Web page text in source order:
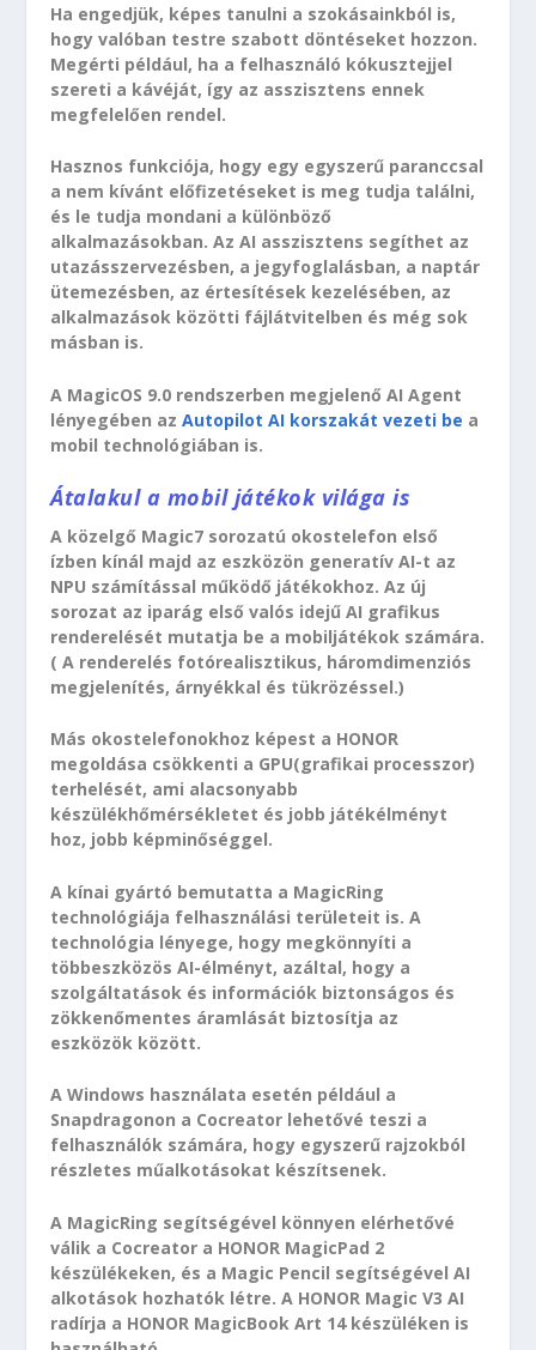
Ha engedjük, képes tanulni a szokásainkból is,
hogy valóban testre szabott döntéseket hozzon.
Megérti például, ha a felhasználó kókusztejjel
szereti a kávéját, így az asszisztens ennek
megfelelően rendel.
Hasznos funkciója, hogy egy egyszerű paranccsal
a nem kívánt előfizetéseket is meg tudja találni,
és le tudja mondani a különböző
alkalmazásokban. Az AI asszisztens segíthet az
utazásszervezésben, a jegyfoglalásban, a naptár
ütemezésben, az értesítések kezelésében, az
alkalmazások közötti fájlátvitelben és még sok
másban is.
A MagicOS 9.0 rendszerben megjelenő AI Agent
lényegében azAutopilot AI korszakát vezeti be a
mobil technológiában is.
Átalakul a mobil játékok világa is
A közelgő Magic7 sorozatú okostelefon első
ízben kínál majd az eszközön generatív AI-t az
NPU számítással működő játékokhoz. Az új
sorozat az iparág első valós idejű AI grafikus
renderelését mutatja be a mobiljátékok számára.
( A renderelés fotórealisztikus, háromdimenziós
megjelenítés, árnyékkal és tükrözéssel.)
Más okostelefonokhoz képest a HONOR
megoldása csökkenti a GPU(grafikai processzor)
terhelését, ami alacsonyabb
készülékhőmérsékletet és jobb játékélményt
hoz, jobb képminőséggel.
A kínai gyártó bemutatta a MagicRing
technológiája felhasználási területeit is. A
technológia lényege, hogy megkönnyíti a
többeszközös AI-élményt, azáltal, hogy a
szolgáltatások és információk biztonságos és
zökkenőmentes áramlását biztosítja az
eszközök között.
A Windows használata esetén például a
Snapdragonon a Cocreator lehetővé teszi a
felhasználók számára, hogy egyszerű rajzokból
részletes műalkotásokat készítsenek.
A MagicRing segítségével könnyen elérhetővé
válik a Cocreator a HONOR MagicPad 2
készülékeken, és a Magic Pencil segítségével AI
alkotások hozhatók létre. A HONOR Magic V3 AI
radírja a HONOR MagicBook Art 14 készüléken is